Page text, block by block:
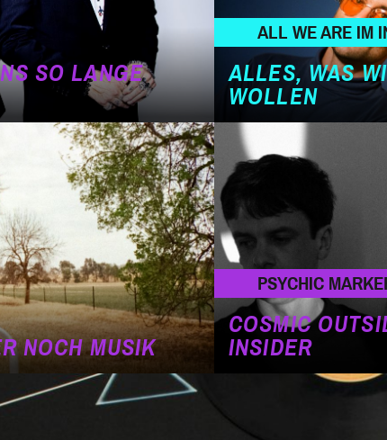
SO LANGE
ALL WE ARE IM
ALLES, WAS
WOLLEN
NOCH MUSIK
PSYCHIC
COSMIC
INSIDER